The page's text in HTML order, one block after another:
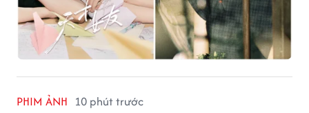
PHIM ẢNH 10 phút trước